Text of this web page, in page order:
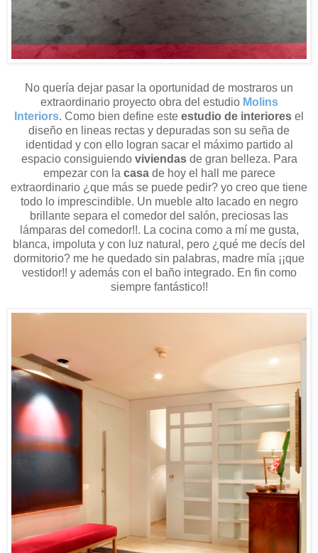
No quería dejar pasar la oportunidad de mostraros un
extraordinario proyecto obra del estudio Molins
Interiors. Como bien define este estudio de interiores el
diseño en lineas rectas y depuradas son su seña de
identidad y con ello logran sacar el máximo partido al
espacio consiguiendo viviendasde gran belleza. Para
empezar con la casade hoy el hall me parece
extraordinario ¿que más se puede pedir? yo creo que tiene
todo lo imprescindible. Un mueble alto lacado en negro
brillante separa el comedor del salón, preciosas las
lámparas del comedor!!. La cocina como a mí me gusta,
blanca, impoluta y con luz natural, pero ¿qué me decís del
dormitorio? me he quedado sin palabras, madre mía ¡¡que
vestidor!! y además con el baño integrado. En fin como
siempre fantástico!!